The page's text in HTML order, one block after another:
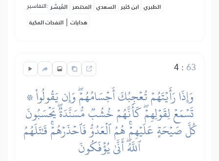
التفاسير: المُيسَّر المختصر السعدي ابن كثير الطبري
النفحات المكية | هدايات
4:63
۞ وَإِذَا رَأَيۡتَهُمۡ تُعۡجِبُكَ أَجۡسَامُهُمۡۖ وَإِن يَقُولُواْ
تَسۡمَعۡ لِقَوۡلِهِمۡۖ كَأَنَّهُمۡ خُشُبٞ مُّسَنَّدَةٞۖ يَحۡسَبُونَ
كُلَّ صَيۡحَةٍ عَلَيۡهِمۡۚ هُمُ ٱلۡعَدُوُّ فَٱحۡذَرۡهُمۡۚ قَٰتَلَهُمُ
ٱللَّهُۖ أَنَّىٰ يُؤۡفَكُونَ